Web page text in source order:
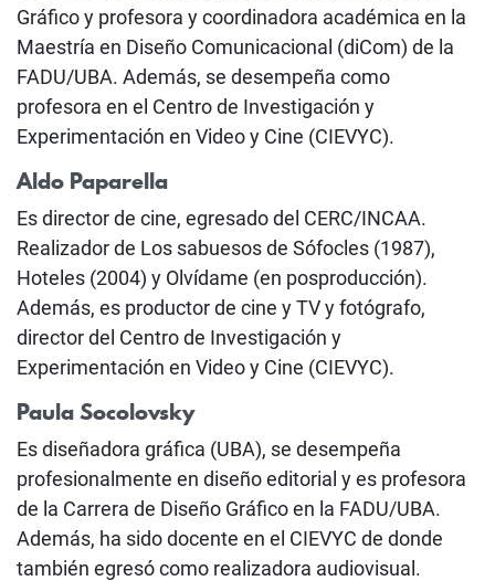
Gráfico y profesora y coordinadora académica en la
Maestría en Diseño Comunicacional (diCom) de la
FADU/UBA. Además, se desempeña como
profesora en el Centro de Investigación y
Experimentación en Video y Cine (CIEVYC).
Aldo Paparella
Es director de cine, egresado del CERC/INCAA.
Realizador de Los sabuesos de Sófocles (1987),
Hoteles (2004) y Olvídame (en posproducción).
Además, es productor de cine y TV y fotógrafo,
director del Centro de Investigación y
Experimentación en Video y Cine (CIEVYC).
Paula Socolovsky
Es diseñadora gráfica (UBA), se desempeña
profesionalmente en diseño editorial y es profesora
de la Carrera de Diseño Gráfico en la FADU/UBA.
Además, ha sido docente en el CIEVYC de donde
también egresó como realizadora audiovisual.